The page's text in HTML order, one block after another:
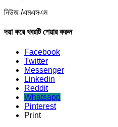
নিউজ /এমএসএম
দয়া করে খবরটি শেয়ার করুন
Facebook
Twitter
Messenger
Linkedin
Reddit
Whatsapp
Pinterest
Print